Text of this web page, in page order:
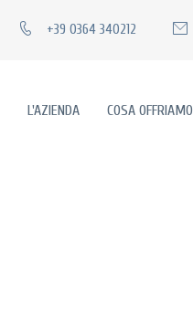
+39 0364 340212
L'AZIENDA COSA OFFRIAMO